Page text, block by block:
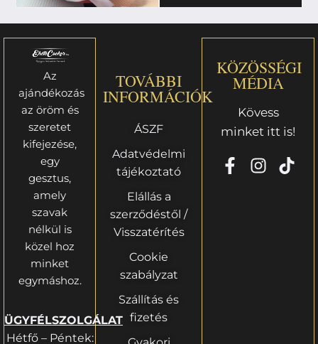
Az
ajándékozás
az öröm és
szeretet
kifejezése,
egy
gesztus,
amely
szavak
nélkül is
közel hoz
minket
egymáshoz.
ÜGYFÉLSZOLGÁLAT
Hétfő – Péntek:
TOVÁBBI
INFORMÁCIÓK
ÁSZF
Adatvédelmi
tájékoztató
Elállás a
szerződéstől /
Visszatérítés
Cookie
szabályzat
Szállítás és
fizetés
KÖZÖSSÉGI
MÉDIA
Kövess
minket itt is!